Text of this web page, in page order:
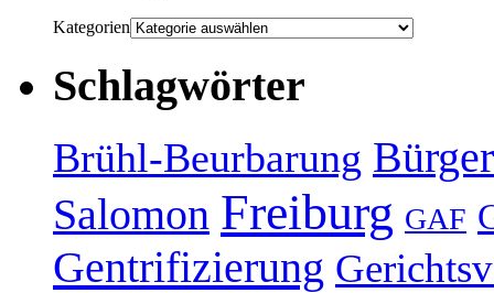
Kategorien
Schlagwörter
Brühl-Beurbarung
Salomon Freiburg GAF
Gentrifizierung